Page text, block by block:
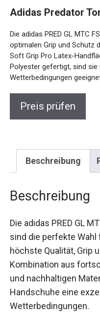
optimalen Grip und Schutz
Soft Grip Pro Latex-
Polyester gefertigt, sind sie
alle Wetterbedingungen
Beschreibung
Beschreibung
sind die perfekte Wahl
höchste Qualität, Grip
einer Kombination
Technologien und
diese Handschuhe
bei allen